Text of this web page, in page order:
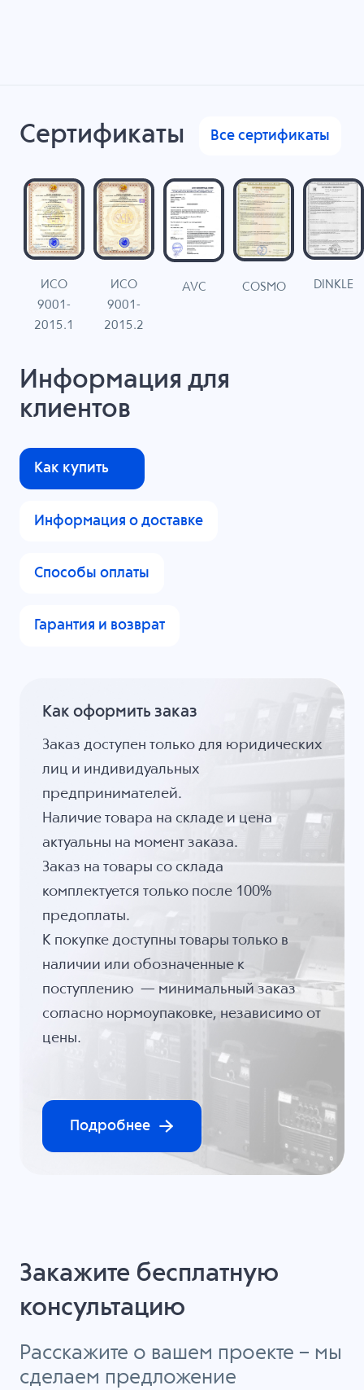
Сертификаты Все сертификаты
ИСО
9001-
2015.1
ИСО
9001-
2015.2
AVC COSMO DINKLE
Информация для
клиентов
Как купить
Информация о доставке
Способы оплаты
Гарантия и возврат
Как оформить заказ
Заказ доступен только для юридических
лиц и индивидуальных
предпринимателей.
Наличие товара на складе и цена
актуальны на момент заказа.
Заказ на товары со склада
комплектуется только после 100%
предоплаты.
К покупке доступны товары только в
наличии или обозначенные к
поступлению — минимальный заказ
согласно нормоупаковке, независимо от
цены.
Подробнее
Закажите бесплатную
консультацию
Расскажите о вашем проекте – мы
сделаем предложение